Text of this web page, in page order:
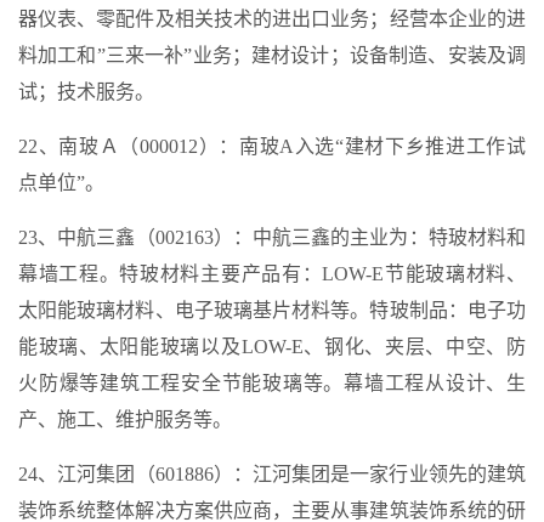
器仪表、零配件及相关技术的进出口业务；经营本企业的进
料加工和”三来一补”业务；建材设计；设备制造、安装及调
试；技术服务。
22、南玻Ａ（000012）：南玻A入选“建材下乡推进工作试
点单位”。
23、中航三鑫（002163）：中航三鑫的主业为：特玻材料和
幕墙工程。特玻材料主要产品有：LOW-E节能玻璃材料、
太阳能玻璃材料、电子玻璃基片材料等。特玻制品：电子功
能玻璃、太阳能玻璃以及LOW-E、钢化、夹层、中空、防
火防爆等建筑工程安全节能玻璃等。幕墙工程从设计、生
产、施工、维护服务等。
24、江河集团（601886）：江河集团是一家行业领先的建筑
装饰系统整体解决方案供应商，主要从事建筑装饰系统的研